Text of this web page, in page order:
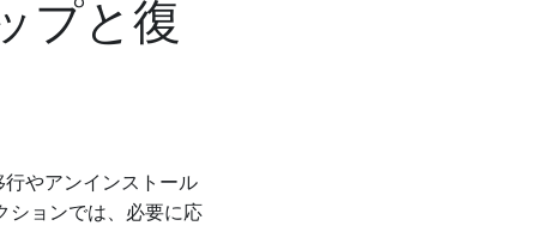
プと復
やアンインストール
ションでは、必要に応